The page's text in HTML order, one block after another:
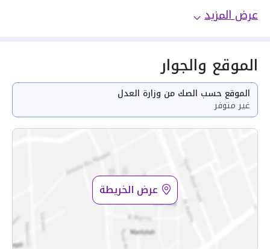
عرض المزيد
الموقع والجوار
الموقع حسب الصك من وزارة العدل
غير متوفر
عرض الخريطة